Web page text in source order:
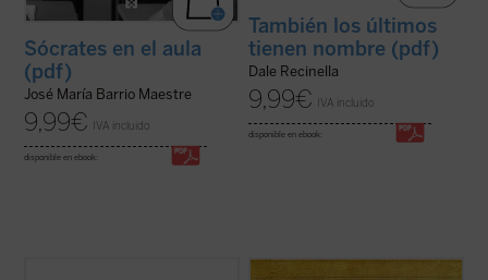
Sócrates en el aula
(pdf)
José María Barrio Maestre
9,99€ IVA incluido
disponible en ebook:
También los últimos
tienen nombre (pdf)
Dale Recinella
9,99€ IVA incluido
disponible en ebook: